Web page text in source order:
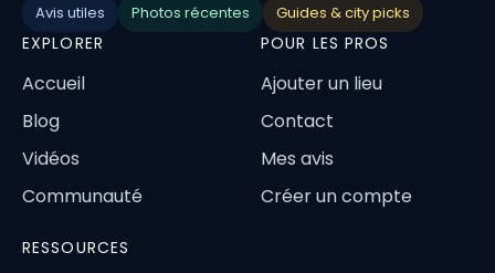
Avis utiles Photos récentes Guides & city picks
EXPLORER
Accueil
Blog
Vidéos
Communauté
POUR LES PROS
Ajouter un lieu
Contact
Mes avis
Créer un compte
RESSOURCES